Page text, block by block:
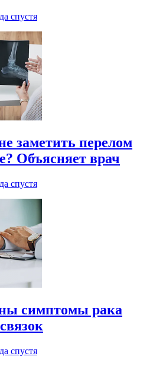
спустя
заметить перелом
Объясняет врач
спустя
симптомы рака
спустя